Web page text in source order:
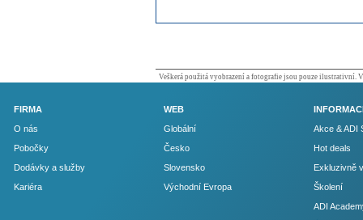
Veškerá použitá vyobrazení a fotografie jsou pouze ilustrativní.
FIRMA
O nás
Pobočky
Dodávky a služby
Kariéra
WEB
Globální
Česko
Slovensko
Východní Evropa
Akce & ADI
Hot deals
Exkluzivně
Školení
ADI